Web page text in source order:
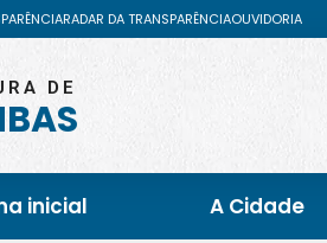
RADAR DA TRANSPARÊNCIAOUVIDORIA
DE
inicial A Cidade